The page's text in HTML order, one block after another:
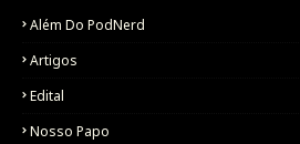
Além Do PodNerd
Artigos
Edital
Nosso Papo